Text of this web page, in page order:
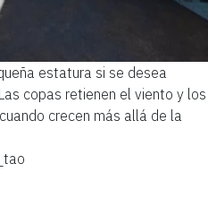
estatura si se desea
copas retienen el viento y los
crecen más allá de la